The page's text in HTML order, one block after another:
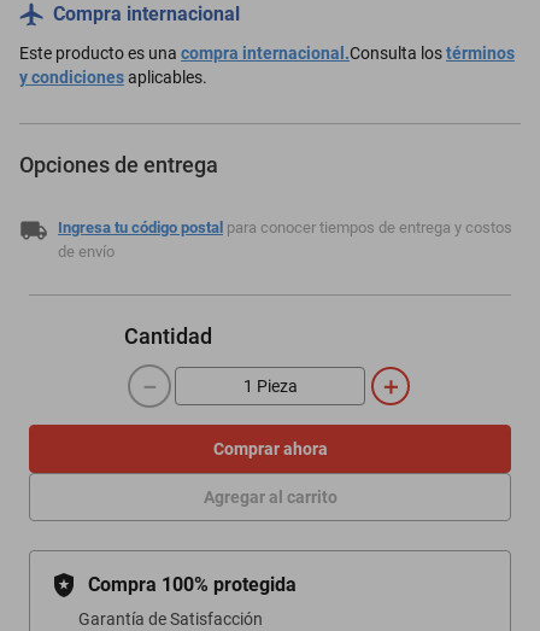
Compra internacional
Este producto es una compra internacional.Consulta lostérminos
y condicionesaplicables.
Opciones de entrega
Ingresa tu código postal para conocer tiempos de entrega y costos
de envío
Cantidad
＋
－
Comprar ahora
Agregar al carrito
Compra 100% protegida
Garantía de Satisfacción